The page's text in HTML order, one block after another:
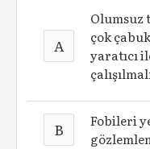
A
Olumsuz
çok
yaratıcı
B
Fobileri